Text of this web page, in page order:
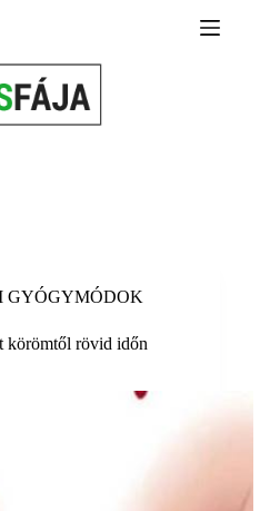
GYÓGYMÓDOK
körömtől rövid időn